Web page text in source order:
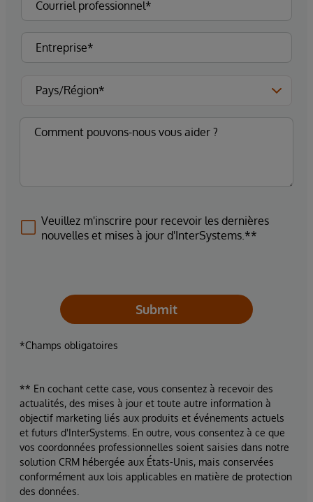
Veuillez m'inscrire pour recevoir les dernières
nouvelles et mises à jour d'InterSystems.**
Submit
*Champs obligatoires
** En cochant cette case, vous consentez à recevoir des
actualités, des mises à jour et toute autre information à
objectif marketing liés aux produits et événements actuels
et futurs d'InterSystems. En outre, vous consentez à ce que
vos coordonnées professionnelles soient saisies dans notre
solution CRM hébergée aux États-Unis, mais conservées
conformément aux lois applicables en matière de protection
des données.